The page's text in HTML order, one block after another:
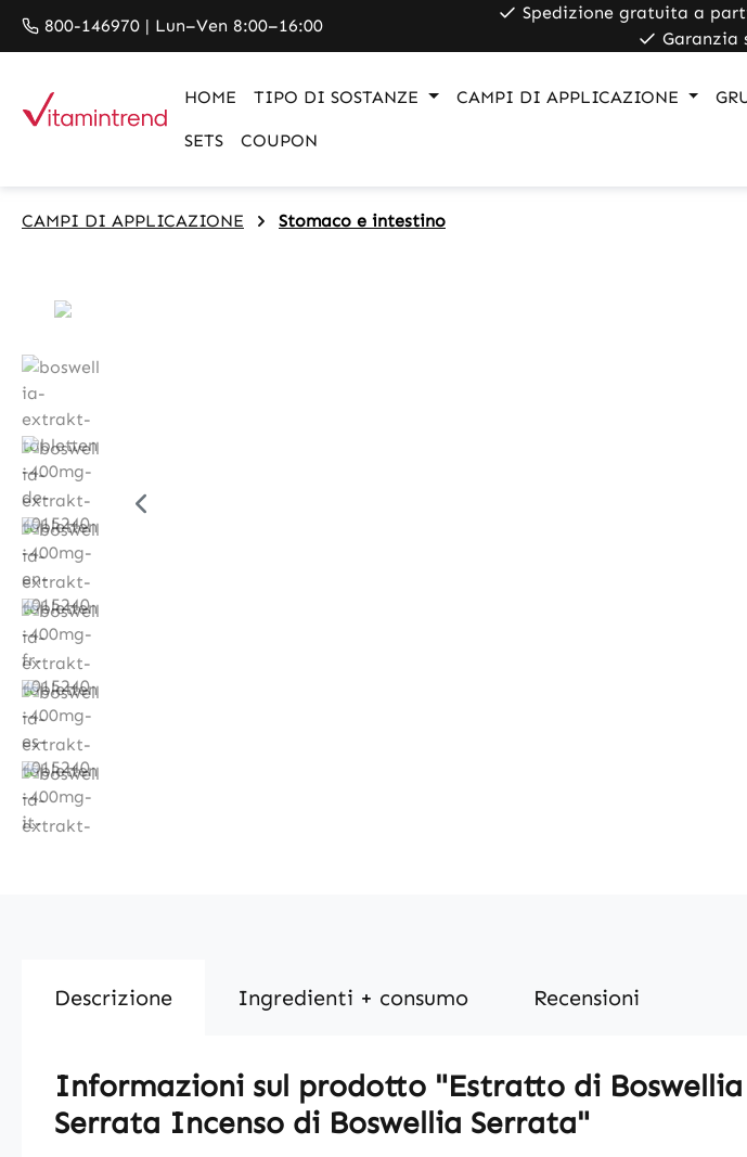
Skip to main navigation
800-146970 | Lun–Ven 8:00–16:00
Spedizione gratuita a
Garanzia
HOME TIPO DI SOSTANZE CAMPI DI APPLICAZIONE
SETS COUPON
CAMPI DI APPLICAZIONE Stomaco e intestino
Descrizione Ingredienti + consumo Recensioni
Informazioni sul prodotto "Estratto di Boswellia
Serrata Incenso di Boswellia Serrata"